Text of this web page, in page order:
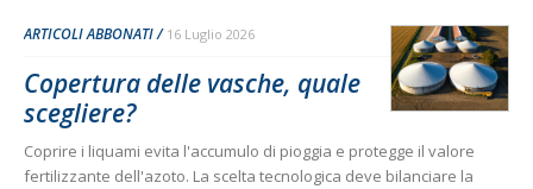
ARTICOLI ABBONATI 16 Luglio 2026
Copertura delle vasche, quale
scegliere?
Coprire i liquami evita l'accumulo di pioggia e protegge il valore
fertilizzante dell'azoto. La scelta tecnologica deve bilanciare la